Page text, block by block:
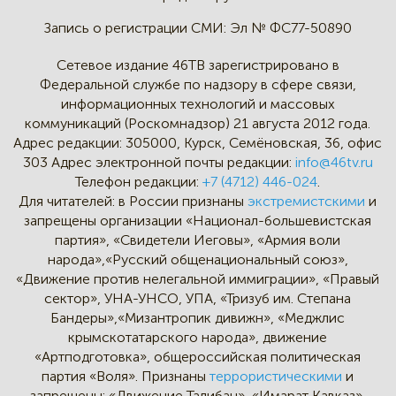
Запись о регистрации СМИ: Эл № ФС77-50890
Сетевое издание 46ТВ зарегистрировано в
Федеральной службе по надзору в сфере связи,
информационных технологий и массовых
коммуникаций (Роскомнадзор) 21 августа 2012 года.
Адрес редакции: 305000, Курск, Семёновская, 36, офис
303 Адрес электронной почты редакции: info@46tv.ru
Телефон редакции: +7 (4712) 446-024
Для читателей: в России признаныэкстремистскими и
запрещены организации «Национал-большевистская
партия», «Свидетели Иеговы», «Армия воли
народа»,«Русский общенациональный союз»,
«Движение против нелегальной иммиграции», «Правый
сектор», УНА-УНСО, УПА, «Тризуб им. Степана
Бандеры»,«Мизантропик дивижн», «Меджлис
крымскотатарского народа», движение
«Артподготовка», общероссийская политическая
партия «Воля». Признанытеррористическими и